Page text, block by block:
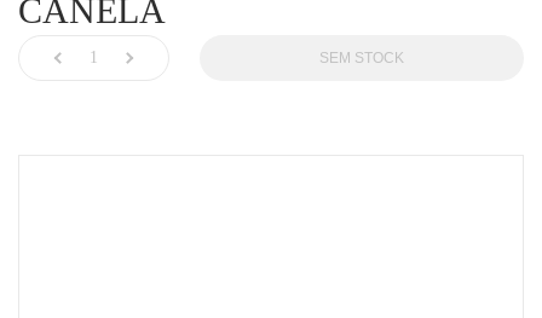
CANELA
SEM STOCK